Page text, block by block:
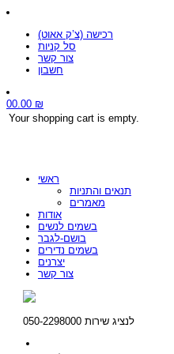
רכישה (צ’ק אאוט)
סל קניות
צור קשר
חשבון
00.00 ₪
Your shopping cart is empty.
ראשי
תנאים והתניות
מאמרים
אודות
בשמים לנשים
בושם-לגבר
בשמים נדירים
יצרנים
צור קשר
לנציג שירות 050-2298000